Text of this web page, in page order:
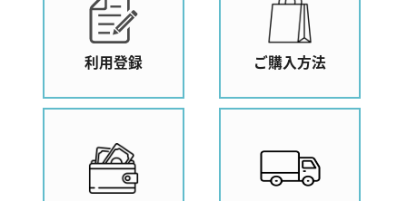
利用登録 ご購入方法